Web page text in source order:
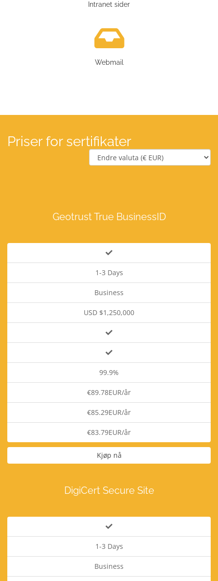
Intranet sider
Webmail
Priser for sertifikater
Geotrust True BusinessID
1-3 Days
Business
USD $1,250,000
99.9%
€89.78EUR/år
€85.29EUR/år
€83.79EUR/år
Kjøp nå
DigiCert Secure Site
1-3 Days
Business